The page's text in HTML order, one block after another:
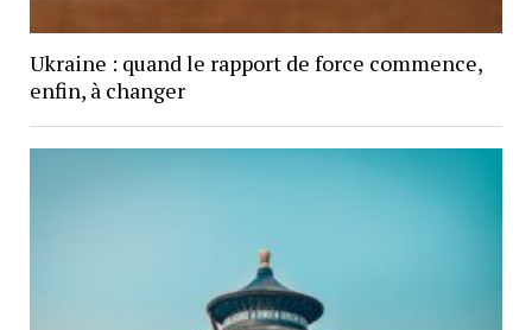
Ukraine : quand le rapport de force commence,
enfin, à changer